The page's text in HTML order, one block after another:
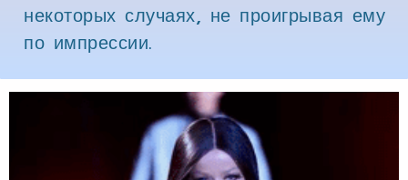
некоторых случаях, не проигрывая ему
по импрессии.